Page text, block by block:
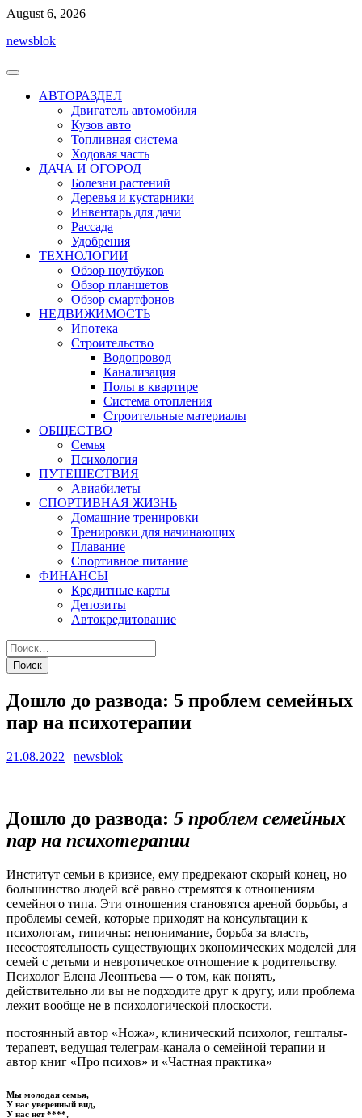
Перейти
содержимому
August 6, 2026
newsblok
АВТОРАЗДЕЛ
Двигатель автомобиля
Кузов авто
Топливная система
Ходовая часть
ДАЧА И ОГОРОД
Болезни растений
Деревья и кустарники
Инвентарь для дачи
Рассада
Удобрения
ТЕХНОЛОГИИ
Обзор ноутбуков
Обзор планшетов
Обзор смартфонов
НЕДВИЖИМОСТЬ
Ипотека
Строительство
Водопровод
Канализация
Полы в квартире
Система отопления
Строительные материалы
ОБЩЕСТВО
Семья
Психология
ПУТЕШЕСТВИЯ
Авиабилеты
СПОРТИВНАЯ ЖИЗНЬ
Домашние тренировки
Тренировки для начинающих
Плавание
Спортивное питание
ФИНАНСЫ
Кредитные карты
Депозиты
Автокредитование
Дошло до развода: 5 проблем семейных
пар на психотерапии
Опубликовано
21.08.2022 | Опубликовано
newsblok
Дошло до развода: 5 проблем семейных
пар на психотерапии
Институт семьи в кризисе, ему предрекают скорый конец, но
большинство людей всё равно стремятся к отношениям
семейного типа. Эти отношения становятся ареной борьбы, а
проблемы семей, которые приходят на консультации к
психологам, типичны: непонимание, борьба за власть,
несостоятельность существующих экономических моделей для
семей с детьми и невротическое отношение к родительству.
Психолог Елена Леонтьева — о том, как понять,
действительно ли вы не подходите друг к другу, или проблема
лежит вообще не в психологической плоскости.
постоянный автор «Ножа», клинический психолог, гештальт-
терапевт, ведущая телеграм-канала о семейной терапии и
автор книг «Про психов» и «Частная практика»
Мы молодая семья,
У нас уверенный вид,
У нас нет ****,